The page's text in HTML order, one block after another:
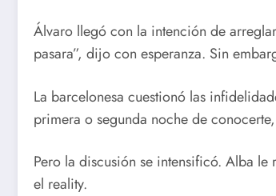
Álvaro llegó con la intención de
pasara”, dijo con esperanza. Sin
La barcelonesa cuestionó las
primera o segunda noche de
Pero la discusión se intensificó. Alba
el reality.